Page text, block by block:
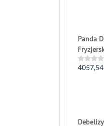
Panda
Rated
4057,54